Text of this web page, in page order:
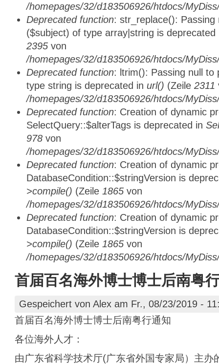
/homepages/32/d183506926/htdocs/
Deprecated function: str_replace():
($subject) of type array|string is
2395 von
/homepages/32/d183506926/htdocs/
Deprecated function: ltrim(): Passing null to
type string is deprecated in url() (Zeile 2311
/homepages/32/d183506926/htdocs/
Deprecated function: Creation of dynamic
SelectQuery::$alterTags is deprecated in
978 von
/homepages/32/d183506926/htdocs/
Deprecated function: Creation of dynamic
DatabaseCondition::$stringVersion is
>compile() (Zeile 1865 von
/homepages/32/d183506926/htdocs/
Deprecated function: Creation of dynamic
DatabaseCondition::$stringVersion is
>compile() (Zeile 1865 von
/homepages/32/d183506926/htdocs/
首届百名海外博士博士后南粤
Gespeichert von Alex am Fr., 08/23/2019 -
首届百名海外博士博士后南粤行通知
各位海外人才：
由广东省科学技术厅(广东省外国专家局）主办